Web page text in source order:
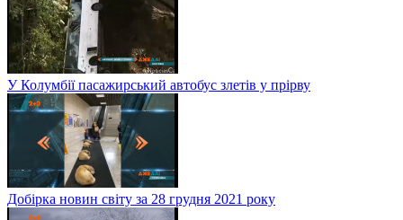
У Колумбії пасажирський автобус злетів у прірву
Добірка новин світу за 28 грудня 2021 року